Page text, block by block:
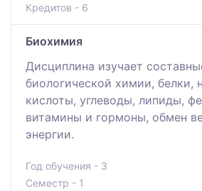
Кредитов - 6
Биохимия
Дисциплина изучает
биологической химии, белки,
кислоты, углеводы, липиды,
витамины и гормоны, обмен
энергии.
Год обучения - 3
Семестр - 1